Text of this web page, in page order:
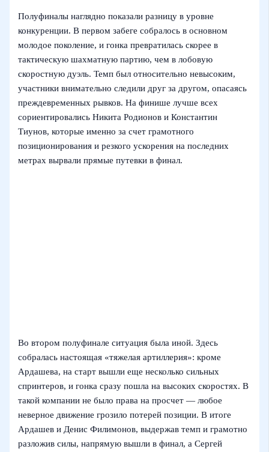
Полуфиналы наглядно показали разницу в уровне
конкуренции. В первом забеге собралось в основном
молодое поколение, и гонка превратилась скорее в
тактическую шахматную партию, чем в лобовую
скоростную дуэль. Темп был относительно невысоким,
участники внимательно следили друг за другом, опасаясь
преждевременных рывков. На финише лучше всех
сориентировались Никита Родионов и Константин
Тиунов, которые именно за счет грамотного
позиционирования и резкого ускорения на последних
метрах вырвали прямые путевки в финал.
Во втором полуфинале ситуация была иной. Здесь
собралась настоящая «тяжелая артиллерия»: кроме
Ардашева, на старт вышли еще несколько сильных
спринтеров, и гонка сразу пошла на высоких скоростях. В
такой компании не было права на просчет — любое
неверное движение грозило потерей позиции. В итоге
Ардашев и Денис Филимонов, выдержав темп и грамотно
разложив силы, напрямую вышли в финал, а Сергей